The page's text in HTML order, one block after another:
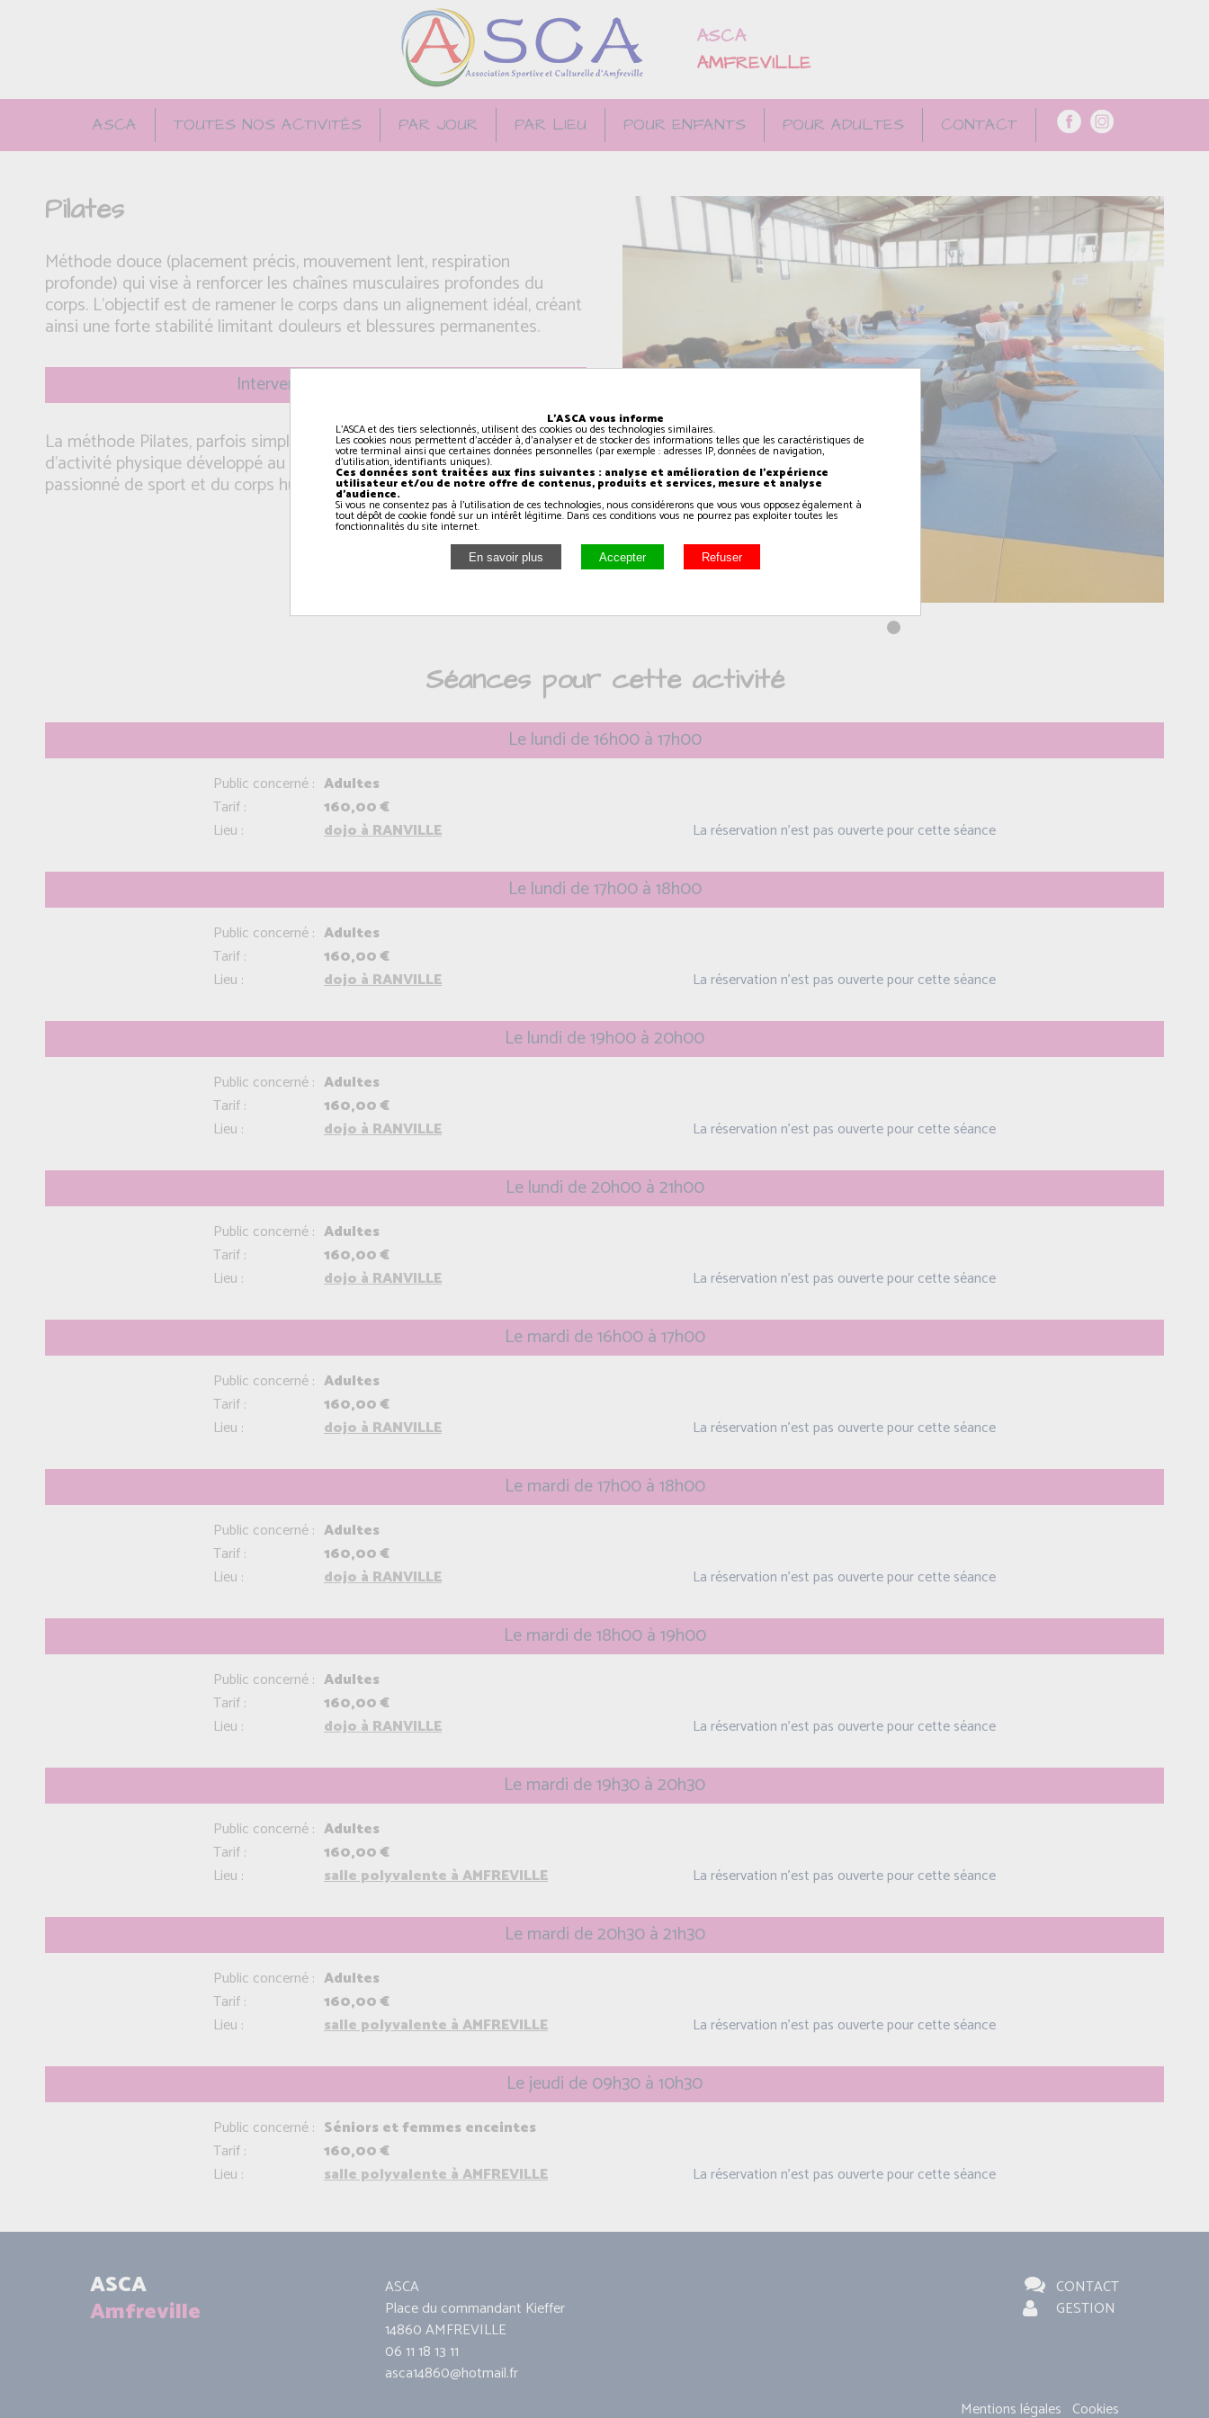
ASCA
AMFREVILLE
ASCA TOUTES NOS ACTIVITÉS PAR JOUR PAR LIEU POUR ENFANTS POUR ADULTES CONTACT
Pilates
Méthode douce (placement précis, mouvement lent, respiration
profonde) qui vise à renforcer les chaînes musculaires profondes du
corps. L'objectif est de ramener le corps dans un alignement idéal, créant
ainsi une forte stabilité limitant douleurs et blessures permanentes.
Intervenant(e): Magali
La méthode Pilates, parfois simplement appelée Pilates, est un système
d'activité physique développé au début du XXÃ¡Âµâ° siècle par un
passionné de sport et du corps humain, Joseph Pilates.
Séances pour cette activité
Le lundi de 16h00 à 17h00
Public concerné : Adultes
Tarif :
160,00 €
Lieu :
dojo à RANVILLE La réservation n'est pas ouverte pour cette séance
Le lundi de 17h00 à 18h00
Public concerné : Adultes
Tarif :
160,00 €
Lieu :
dojo à RANVILLE La réservation n'est pas ouverte pour cette séance
Le lundi de 19h00 à 20h00
Public concerné : Adultes
Tarif :
160,00 €
Lieu :
dojo à RANVILLE La réservation n'est pas ouverte pour cette séance
Le lundi de 20h00 à 21h00
Public concerné : Adultes
Tarif :
160,00 €
Lieu :
dojo à RANVILLE La réservation n'est pas ouverte pour cette séance
Le mardi de 16h00 à 17h00
Public concerné : Adultes
Tarif :
160,00 €
Lieu :
dojo à RANVILLE La réservation n'est pas ouverte pour cette séance
Le mardi de 17h00 à 18h00
Public concerné : Adultes
Tarif :
160,00 €
Lieu :
dojo à RANVILLE La réservation n'est pas ouverte pour cette séance
Le mardi de 18h00 à 19h00
Public concerné : Adultes
Tarif :
160,00 €
Lieu :
dojo à RANVILLE La réservation n'est pas ouverte pour cette séance
Le mardi de 19h30 à 20h30
Public concerné : Adultes
Tarif :
160,00 €
Lieu :
salle polyvalente à AMFREVILLE La réservation n'est pas ouverte pour cette séance
Le mardi de 20h30 à 21h30
Public concerné : Adultes
Tarif :
160,00 €
Lieu :
salle polyvalente à AMFREVILLE La réservation n'est pas ouverte pour cette séance
Le jeudi de 09h30 à 10h30
Public concerné : Séniors et femmes enceintes
Tarif :
160,00 €
Lieu :
salle polyvalente à AMFREVILLE La réservation n'est pas ouverte pour cette séance
ASCA
Amfreville
ASCA
Place du commandant Kieffer
14860 AMFREVILLE
06 11 18 13 11
asca14860@hotmail.fr
CONTACT
GESTION
Mentions légales Cookies
L'ASCA vous informe
L'ASCA et des tiers selectionnés, utilisent des cookies ou des technologies similaires.
Les cookies nous permettent d'accéder à, d'analyser et de stocker des informations telles que les caractéristiques de
votre terminal ainsi que certaines données personnelles (par exemple : adresses IP, données de navigation,
d'utilisation, identifiants uniques).
Ces données sont traitées aux fins suivantes : analyse et amélioration de l'expérience
utilisateur et/ou de notre offre de contenus, produits et services, mesure et analyse
d'audience.
Si vous ne consentez pas à l'utilisation de ces technologies, nous considérerons que vous vous opposez également à
tout dépôt de cookie fondé sur un intérêt légitime. Dans ces conditions vous ne pourrez pas exploiter toutes les
fonctionnalités du site internet.